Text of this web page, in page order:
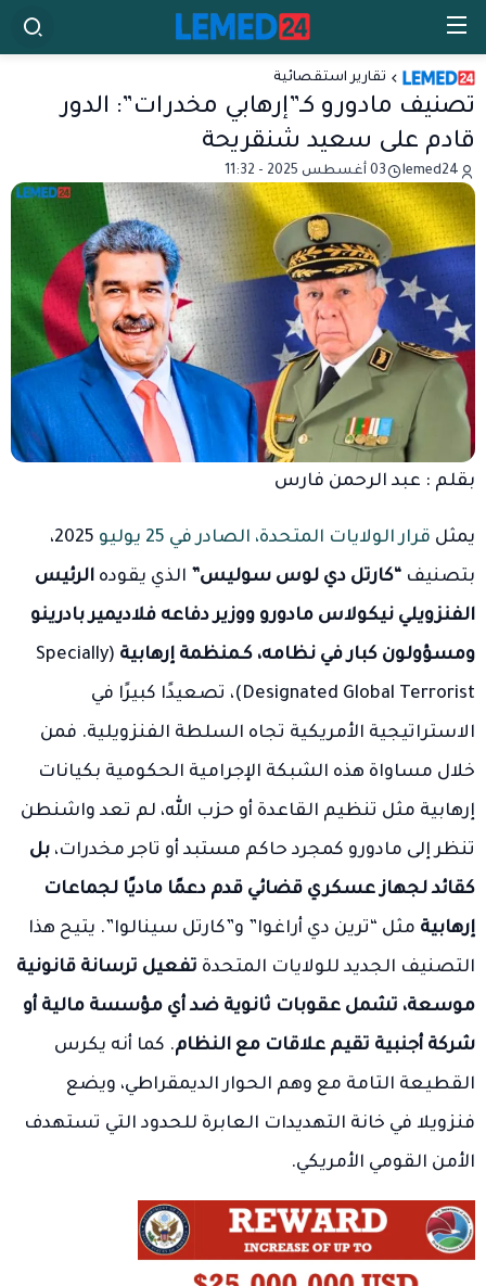
تقارير استقصائية
تصنيف مادورو كـ”إرهابي مخدرات”: الدور
قادم على سعيد شنقريحة
lemed24 03 أغسطس 2025 - 11:32
بقلم : عبد الرحمن فارس
يمثل قرار الولايات المتحدة، الصادر في 25 يوليو
2025،
بتصنيف “كارتل دي لوس سوليس” الذي يقوده الرئيس
الفنزويلي نيكولاس مادورو ووزير دفاعه فلاديمير بادرينو
ومسؤولون كبار في نظامه، كـمنظمة إرهابية
(Specially
Designated Global Terrorist)، تصعيدًا كبيرًا في
الاستراتيجية الأمريكية تجاه السلطة الفنزويلية. فمن
خلال مساواة هذه الشبكة الإجرامية الحكومية بكيانات
إرهابية مثل تنظيم القاعدة أو حزب الله، لم تعد واشنطن
تنظر إلى مادورو كمجرد حاكم مستبد أو تاجر مخدرات، بل
كقائد لجهاز عسكري قضائي قدم دعمًا ماديًا لجماعات
إرهابية مثل “ترين دي أراغوا” و”كارتل سينالوا”. يتيح هذا
التصنيف الجديد للولايات المتحدة تفعيل ترسانة قانونية
موسعة، تشمل عقوبات ثانوية ضد أي مؤسسة مالية أو
شركة أجنبية تقيم علاقات مع النظام. كما أنه يكرس
القطيعة التامة مع وهم الحوار الديمقراطي، ويضع
فنزويلا في خانة التهديدات العابرة للحدود التي تستهدف
الأمن القومي الأمريكي.